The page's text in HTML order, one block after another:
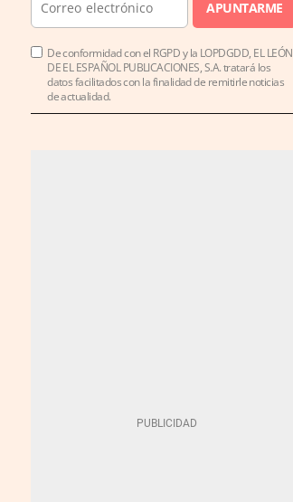
APUNTARME
De conformidad con el RGPD y la LOPDGDD, EL LEÓN
DE EL ESPAÑOL PUBLICACIONES, S.A. tratará los
datos facilitados con la finalidad de remitirle noticias
de actualidad.